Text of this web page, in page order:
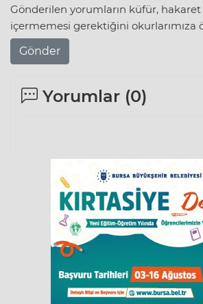
Gönderilen yorumların küfür,
içermemesi gerektiğini okurlarımıza
Gönder
Yorumlar (0)